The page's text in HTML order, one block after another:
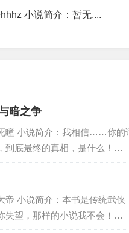
小说简介：暂无....
暗之争
瞳 小说简介：我相信……你的
到底最终的真相，是什么！…
帝 小说简介：本书是传统武
失望，那样的小说我不会！…